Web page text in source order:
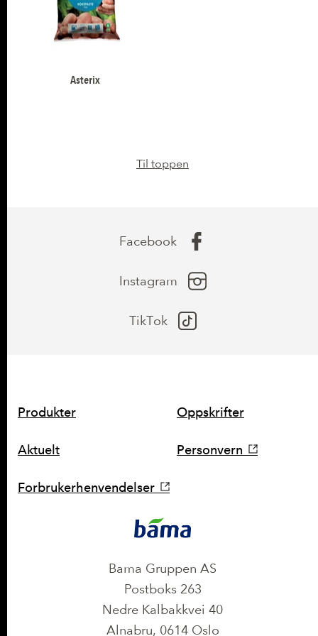
Asterix
Til toppen
Facebook
Instagram
TikTok
Bama Gruppen AS
Postboks 263
Nedre Kalbakkvei 40
Alnabru, 0614 Oslo
SNARVEIER
Produkter Oppskrifter
Aktuelt Personvern
Forbrukerhenvendelser